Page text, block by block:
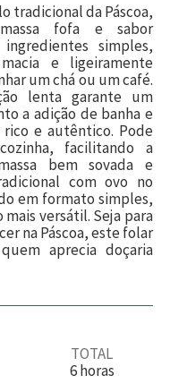
tradicional da Páscoa,
fofa e sabor
simples,
e ligeiramente
um chá ou um café.
lenta garante um
a adição de banha e
e autêntico. Pode
facilitando a
bem sovada e
com ovo no
em formato simples,
versátil. Seja para
na Páscoa, este folar
aprecia doçaria
TOTAL
6hhoras